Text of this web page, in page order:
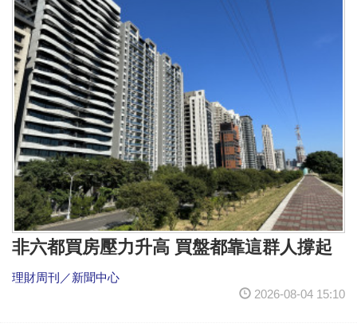
非六都買房壓力升高 買盤都靠這群人撐起
理財周刊／新聞中心
2026-08-04 15:10